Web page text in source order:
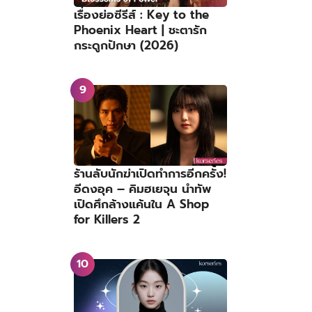
เรื่องย่อซีรีส์ : Key to the
Phoenix Heart | ชะตารัก
กระดูกปักษา (2026)
ร้านลับนักฆ่าเปิดทำการอีกครั้ง!
อีดงอุค – คิมฮเยจุน นำทัพ
เปิดศึกล้างแค้นใน A Shop
for Killers 2